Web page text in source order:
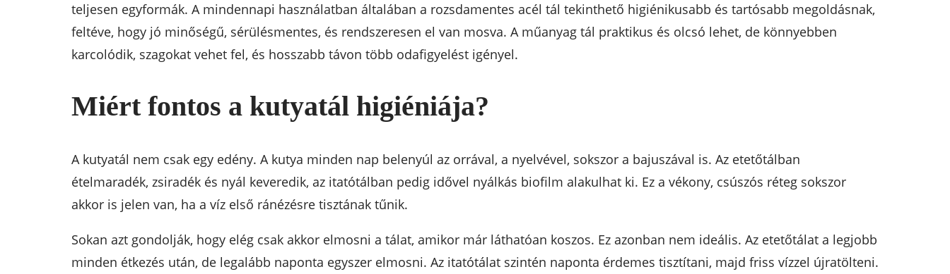
teljesen egyformák. A mindennapi használatban általában a rozsdamentes acél tál tekinthető higiénikusabb és tartósabb megoldásnak,
feltéve, hogy jó minőségű, sérülésmentes, és rendszeresen el van mosva. A műanyag tál praktikus és olcsó lehet, de könnyebben
karcolódik, szagokat vehet fel, és hosszabb távon több odafigyelést igényel.
Miért fontos a kutyatál higiéniája?
A kutyatál nem csak egy edény. A kutya minden nap belenyúl az orrával, a nyelvével, sokszor a bajuszával is. Az etetőtálban
ételmaradék, zsiradék és nyál keveredik, az itatótálban pedig idővel nyálkás biofilm alakulhat ki. Ez a vékony, csúszós réteg sokszor
akkor is jelen van, ha a víz első ránézésre tisztának tűnik.
Sokan azt gondolják, hogy elég csak akkor elmosni a tálat, amikor már láthatóan koszos. Ez azonban nem ideális. Az etetőtálat a legjobb
minden étkezés után, de legalább naponta egyszer elmosni. Az itatótálat szintén naponta érdemes tisztítani, majd friss vízzel újratölteni.